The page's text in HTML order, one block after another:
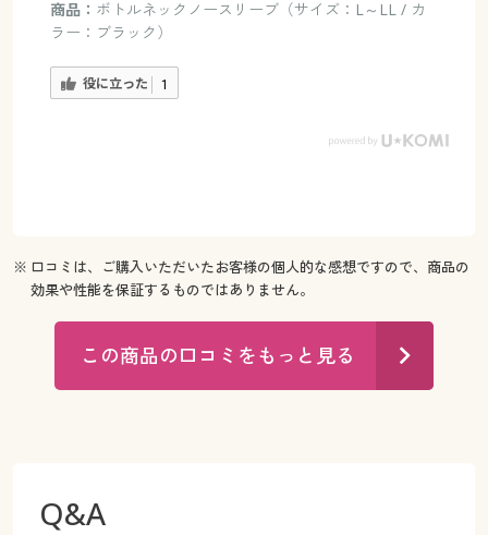
商品： ボトルネックノースリーブ（サイズ：L～LL / カ
ラー：ブラック）
役に立った 1
※ 口コミは、ご購入いただいたお客様の個人的な感想ですので、商品の
効果や性能を保証するものではありません。
この商品の口コミをもっと見る
Q&A